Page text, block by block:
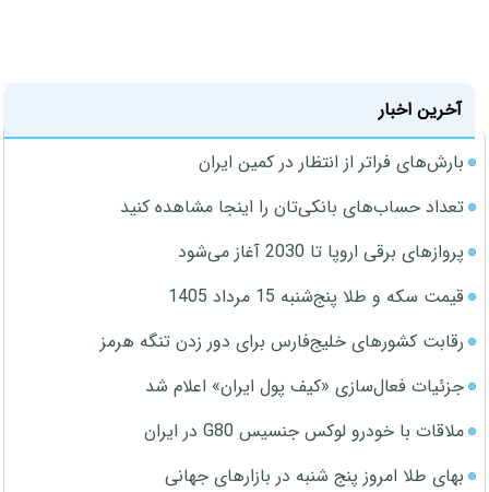
آخرین اخبار
بارش‌های فراتر از انتظار در کمین ایران
تعداد حساب‌های بانکی‌تان را اینجا مشاهده کنید
پروازهای برقی اروپا تا 2030 آغاز می‌شود
قیمت سکه و طلا پنج‌شنبه 15 مرداد 1405
رقابت کشورهای خلیج‌فارس برای دور زدن تنگه هرمز
جزئیات فعال‌سازی «کیف پول ایران» اعلام شد
ملاقات با خودرو لوکس جنسیس G80 در ایران
بهای طلا امروز پنج شنبه در بازارهای جهانی